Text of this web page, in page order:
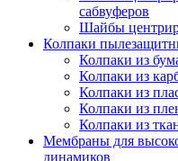
сабвуферов
Шайбы
Колпаки
Колпаки из
Колпаки из
Колпаки из
Колпаки из
Колпаки из
Мембраны для
динамиков